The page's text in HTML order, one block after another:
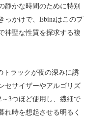
静かな時間のために特別
っかけで、Ebinaはこのプ
神聖な性質を探求する複
トラックが夜の深みに誘
セサイザーやアルゴリズ
3つほど使用し、繊細で
時を想起させる明るく